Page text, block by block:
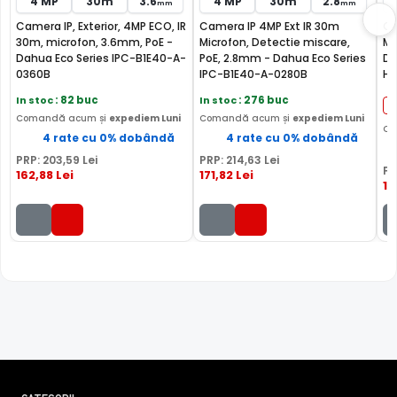
inregistrarea pe echipamente ce nu sunt produse de
Dahua.
TEHNOLOGIA STARLIGHT
Camera DAHUA IPC-HFW2441S-S-0280B este dotata cu
un senzor de imagine de ultima generatie: SONY STARVIS,
ce ii ofera camerei o sensibilitate extrem de scazuta cu
ajutorul careia camera poate oferi imagini color in
conditii de iluminare extrem de scazute.
mm
Camera IP, Exterior, 4MP ECO, IR
30m, microfon, 3.6mm, PoE -
Dahua Eco Series IPC-B1E40-A-
0360B
In stoc: 82 buc
Comandă acum și expediem Luni
4 rate cu 0% dobândă
PRP: 203,59 Lei
162,88 Lei
mm
Camera IP 4MP Ext IR 30m
Microfon, Detectie miscare,
PoE, 2.8mm - Dahua Eco Series
IPC-B1E40-A-0280B
In stoc: 276 buc
Comandă acum și expediem Luni
4 rate cu 0% dobândă
PRP: 214,63 Lei
171,82 Lei